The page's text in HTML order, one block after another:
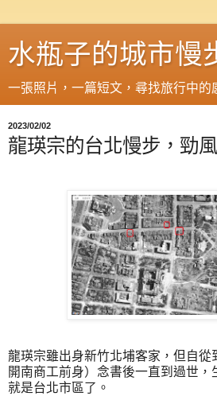
水瓶子的城市慢
一張照片，一篇短文，尋找旅行中的
2023/02/02
龍瑛宗的台北慢步，勁
龍瑛宗雖出身新竹北埔客家，但自從
開南商工前身）念書後一直到過世，
就是台北市區了。